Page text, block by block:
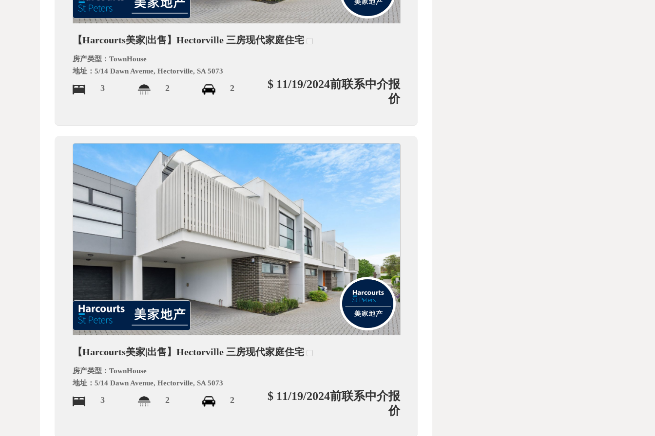
【Harcourts美家|出售】Hectorville 三房现代家庭住宅
房产类型：TownHouse
地址：5/14 Dawn Avenue, Hectorville, SA 5073
3 2 2
$ 11/19/2024前联系中介报
价
【Harcourts美家|出售】Hectorville 三房现代家庭住宅
房产类型：TownHouse
地址：5/14 Dawn Avenue, Hectorville, SA 5073
3 2 2
$ 11/19/2024前联系中介报
价